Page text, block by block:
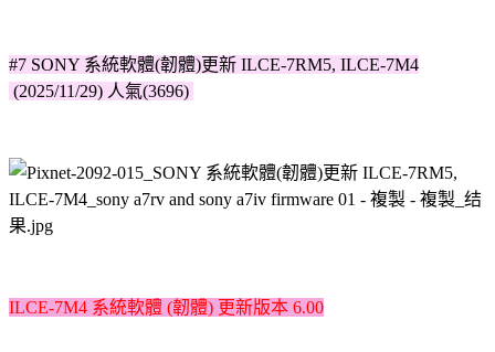
#7 SONY 系統軟體(韌體)更新 ILCE-7RM5, ILCE-7M4
(2025/11/29) 人氣(3696)
ILCE-7M4 系統軟體 (韌體) 更新版本 6.00